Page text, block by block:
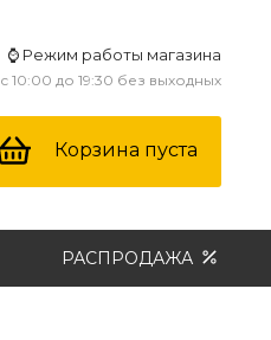
⌚ Режим работы магазина
с 10:00 до 19:30 без выходных
Корзина пуста
РАСПРОДАЖА